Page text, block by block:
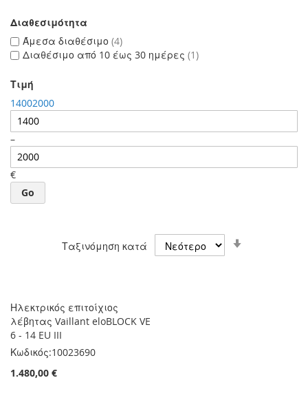
Ταξινόμηση κατά
Ηλεκτρικός επιτοίχιος
λέβητας Vaillant eloBLOCK VE
6 - 14 EU III
Κωδικός:10023690
1.480,00 €
Διαθεσιμότητα
Άμεσα διαθέσιμο 4
Διαθέσιμο από 10 έως 30 ημέρες 1
Τιμή
14002000
–
€
Go